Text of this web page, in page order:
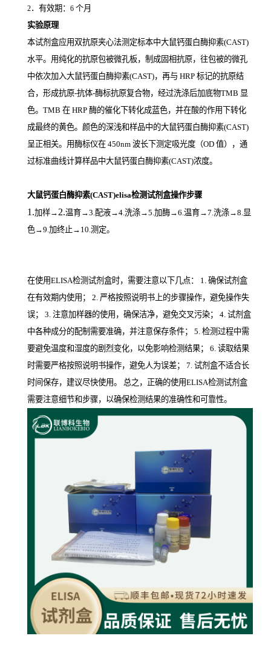
2．有效期： 6 个月
实验原理
本试剂盒应用双抗原夹心法测定标本中大鼠钙蛋白酶抑素(CAST)
水平。用纯化的抗原包被微孔板，制成固相抗原，往包被的微孔
中依次加入大鼠钙蛋白酶抑素(CAST)，再与 HRP 标记的抗原结
合，形成抗原-抗体-酶标抗原复合物，经过洗涤后加底物TMB 显
色。 TMB 在 HRP 酶的催化下转化成蓝色，并在酸的作用下转化
成最终的黄色。颜色的深浅和样品中的大鼠钙蛋白酶抑素(CAST)
呈正相关。用酶标仪在 450nm 波长下测定吸光度（OD 值），通
过标准曲线计算样品中大鼠钙蛋白酶抑素(CAST)浓度。
大鼠钙蛋白酶抑素(CAST)elisa检测试剂盒操作步骤
1.加样→ 2.温育→3.配液→4.洗涤→5.加酶→6.温育→7.洗涤→8.显
色→9.加终止→10.测定。
在使用ELISA检测试剂盒时，需要注意以下几点： 1. 确保试剂盒
在有效期内使用； 2. 严格按照说明书上的步骤操作，避免操作失
误； 3. 注意加样器的使用，确保洁净，避免交叉污染； 4. 试剂盒
中各种成分的配制需要准确，并注意保存条件； 5. 检测过程中需
要避免温度和湿度的剧烈变化，以免影响检测结果； 6. 读取结果
时需要严格按照说明书操作，避免人为误差； 7. 试剂盒不适合长
时间保存，建议尽快使用。 总之，正确的使用ELISA检测试剂盒
需要注意细节和步骤，以确保检测结果的准确性和可靠性。